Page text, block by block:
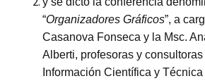
“Organizadores Gráficos”, a
Casanova Fonseca y la Msc.
Alberti, profesoras y
Información Científica y